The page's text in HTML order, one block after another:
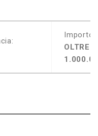
Importo:
OLTRE